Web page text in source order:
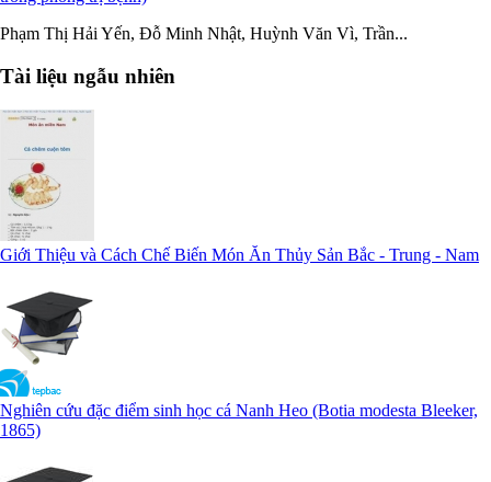
Phạm Thị Hải Yến, Đỗ Minh Nhật, Huỳnh Văn Vì, Trần...
Tài liệu ngẫu nhiên
Giới Thiệu và Cách Chế Biến Món Ăn Thủy Sản Bắc - Trung - Nam
Nghiên cứu đặc điểm sinh học cá Nanh Heo (Botia modesta Bleeker,
1865)